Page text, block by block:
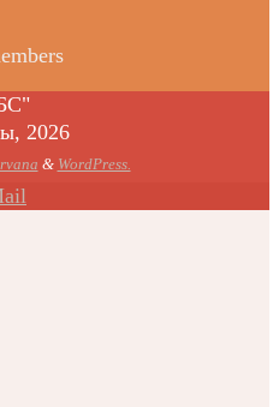
2026
& WordPress.